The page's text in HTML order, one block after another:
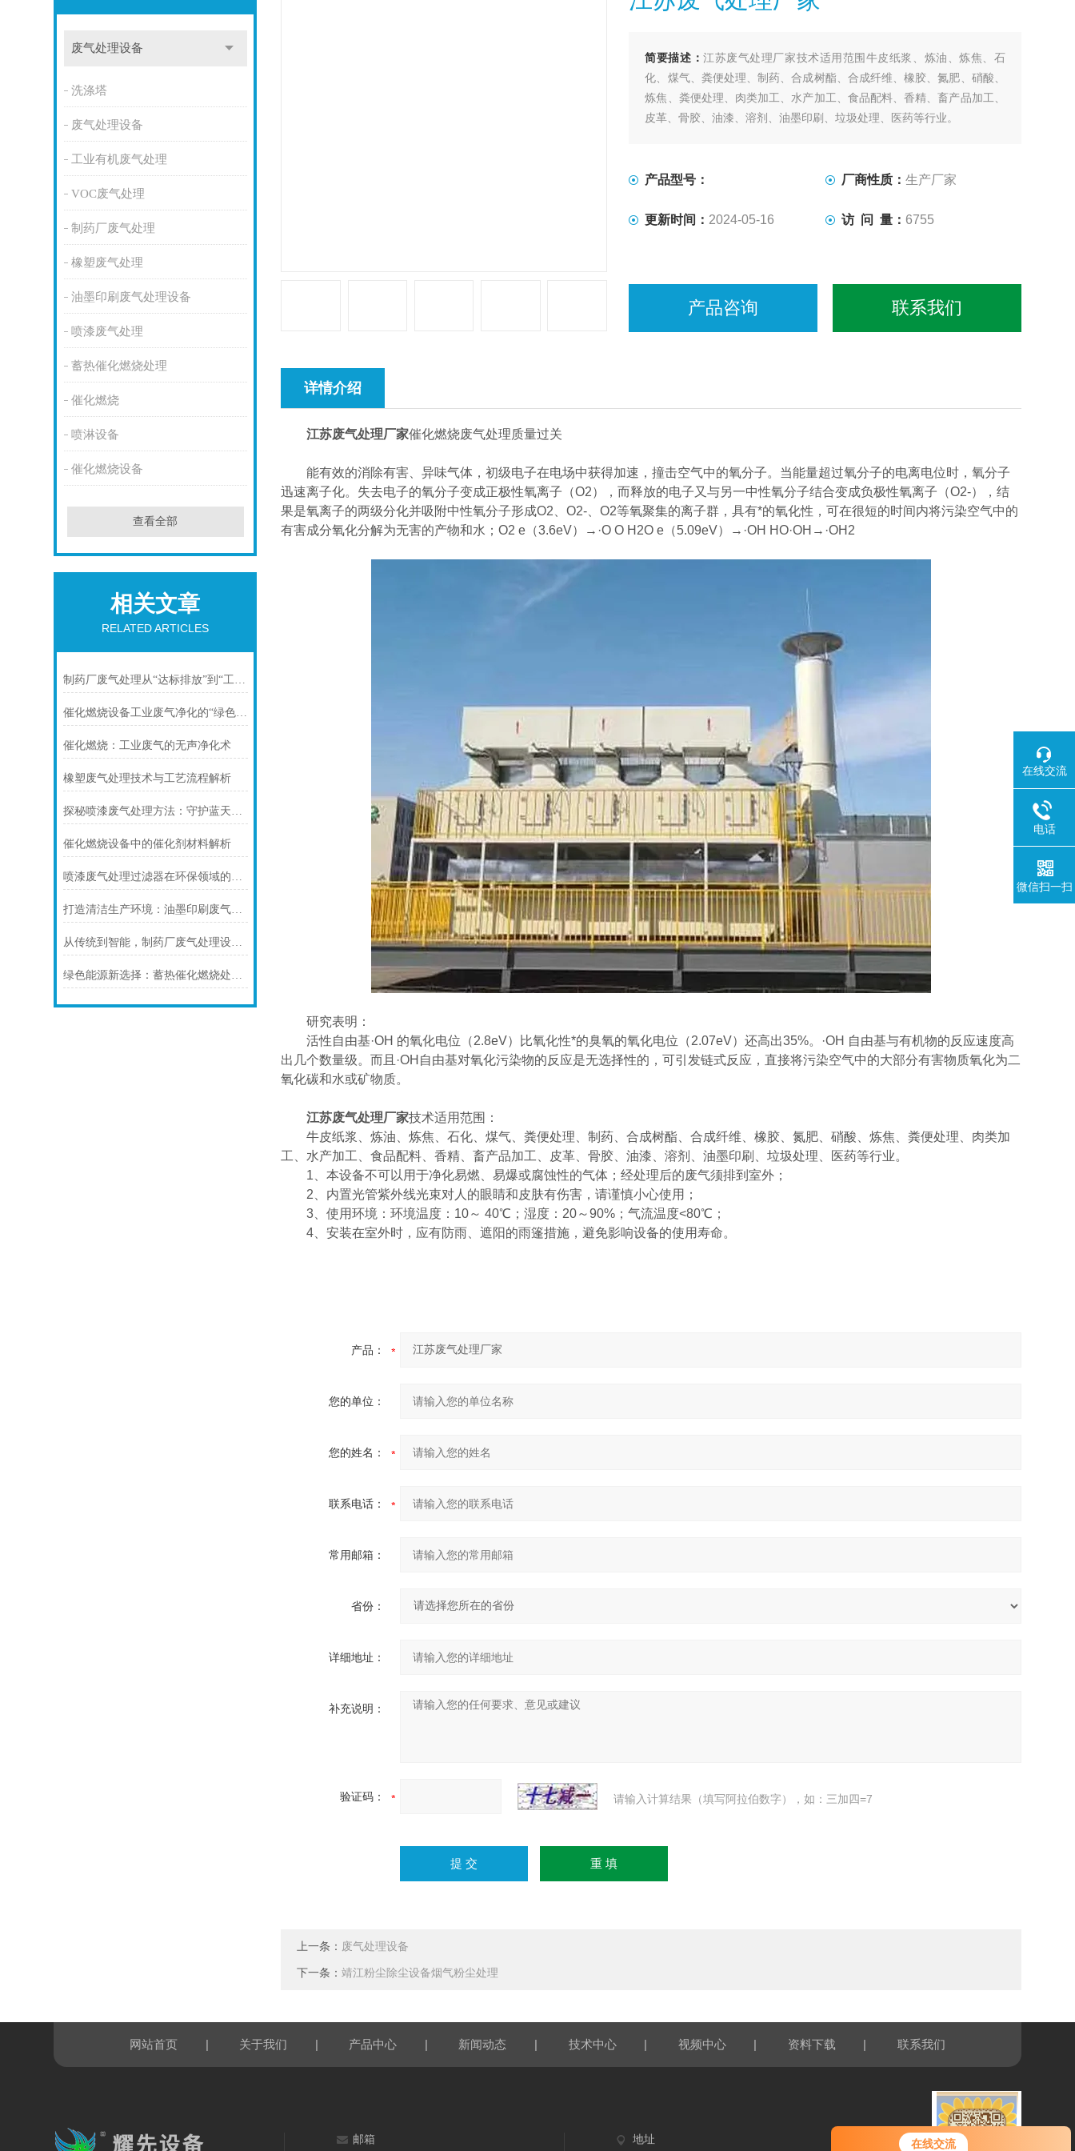
在线交流
您好！欢迎前来咨询，很高兴为您
废气处理设备
洗涤塔
废气处理设备
工业有机废气处理
VOC废气处理
制药厂废气处理
橡塑废气处理
油墨印刷废气处理设备
喷漆废气处理
蓄热催化燃烧处理
催化燃烧
喷淋设备
催化燃烧设备
查看全部
相关文章
RELATED ARTICLES
制药厂废气处理从“达标排放”到“工艺内控”的深度解析
催化燃烧设备工业废气净化的“绿色心脏”
催化燃烧：工业废气的无声净化术
橡塑废气处理技术与工艺流程解析
探秘喷漆废气处理方法：守护蓝天白云的有效举措
催化燃烧设备中的催化剂材料解析
喷漆废气处理过滤器在环保领域的应用与价值
打造清洁生产环境：油墨印刷废气处理设备的重要性
从传统到智能，制药厂废气处理设备的技术升级路径分析
绿色能源新选择：蓄热催化燃烧处理设备的应用前景
简要描述：江苏废气处理厂家技术适用范围牛皮纸浆、炼油、炼焦、石
化、煤气、粪便处理、制药、合成树酯、合成纤维、橡胶、氮肥、硝酸、
炼焦、粪便处理、肉类加工、水产加工、食品配料、香精、畜产品加工、
皮革、骨胶、油漆、溶剂、油墨印刷、垃圾处理、医药等行业。
产品型号： 厂商性质： 生产厂家
更新时间： 2024-05-16 访 问 量： 6755
产品咨询 联系我们
详情介绍
江苏废气处理厂家催化燃烧废气处理质量过关
能有效的消除有害、异味气体，初级电子在电场中获得加速，撞击空气中的氧分子。当能量超过氧分子的电离电位时，氧分子
迅速离子化。失去电子的氧分子变成正极性氧离子（O2），而释放的电子又与另一中性氧分子结合变成负极性氧离子（O2-），结
果是氧离子的两级分化并吸附中性氧分子形成O2、O2-、O2等氧聚集的离子群，具有*的氧化性，可在很短的时间内将污染空气中的
有害成分氧化分解为无害的产物和水；O2 e（3.6eV）→·O O H2O e（5.09eV）→·OH HO·OH→·OH2
研究表明：
活性自由基·OH 的氧化电位（2.8eV）比氧化性*的臭氧的氧化电位（2.07eV）还高出35%。·OH 自由基与有机物的反应速度高
出几个数量级。而且·OH自由基对氧化污染物的反应是无选择性的，可引发链式反应，直接将污染空气中的大部分有害物质氧化为二
氧化碳和水或矿物质。
江苏废气处理厂家技术适用范围：
牛皮纸浆、炼油、炼焦、石化、煤气、粪便处理、制药、合成树酯、合成纤维、橡胶、氮肥、硝酸、炼焦、粪便处理、肉类加
工、水产加工、食品配料、香精、畜产品加工、皮革、骨胶、油漆、溶剂、油墨印刷、垃圾处理、医药等行业。
1、本设备不可以用于净化易燃、易爆或腐蚀性的气体；经处理后的废气须排到室外；
2、内置光管紫外线光束对人的眼睛和皮肤有伤害，请谨慎小心使用；
3、使用环境：环境温度：10～ 40℃；湿度：20～90%；气流温度<80℃；
4、安装在室外时，应有防雨、遮阳的雨篷措施，避免影响设备的使用寿命。
产品：
您的单位：
您的姓名：
联系电话：
常用邮箱：
省份：
详细地址：
补充说明：
验证码： 请输入计算结果（填写阿拉伯数字），如：三加四=7
上一条： 废气处理设备
下一条：靖江粉尘除尘设备烟气粉尘处理
网站首页 | 关于我们 | 产品中心 | 新闻动态 | 技术中心 | 视频中心 | 资料下载 | 联系我们
邮箱 地址
在线交流
电话
微信扫一扫